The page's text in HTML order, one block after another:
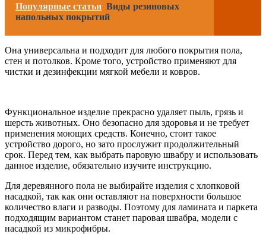
Популярные статьи Виды резиновых
напольных покрытий
Она универсальна и подходит для любого покрытия пола,
стен и потолков. Кроме того, устройство применяют для
чистки и дезинфекции мягкой мебели и ковров.
Функциональное изделие прекрасно удаляет пыль, грязь и
шерсть животных. Оно безопасно для здоровья и не требует
применения моющих средств. Конечно, стоит такое
устройство дорого, но зато прослужит продолжительный
срок. Перед тем, как выбрать паровую швабру и использовать
данное изделие, обязательно изучите инструкцию.
Для деревянного пола не выбирайте изделия с хлопковой
насадкой, так как они оставляют на поверхности большое
количество влаги и разводы. Поэтому для ламината и паркета
подходящим вариантом станет паровая швабра, модели с
насадкой из микрофибры.